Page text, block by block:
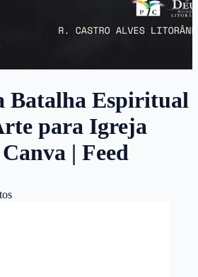
Batalha Espiritual
para Igreja
| Feed